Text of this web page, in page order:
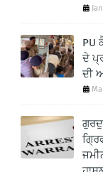
PU
ਦੇ
ਦੀ